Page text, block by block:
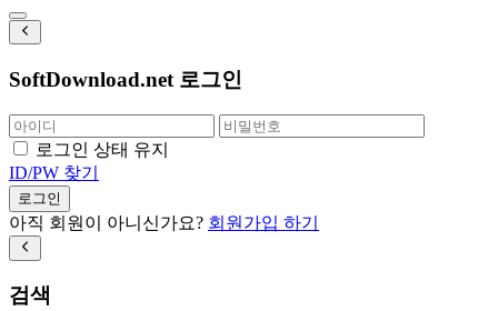
SoftDownload.net 로그인
로그인 상태 유지
ID/PW 찾기
로그인
아직 회원이 아니신가요? 회원가입 하기
검색